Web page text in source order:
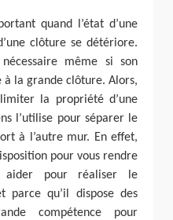
quand l’état d’une
clôture se détériore.
même si son
à la grande clôture. Alors,
la propriété d’une
l’utilise pour séparer le
à l’autre mur. En effet,
pour vous rendre
pour réaliser le
parce qu’il dispose des
compétence pour